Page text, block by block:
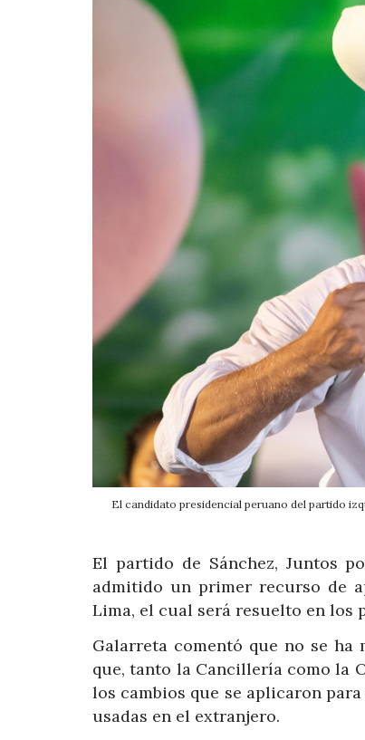
El candidato presidencial peruano del partido
El partido de Sánchez, Juntos
admitido un primer recurso de
Lima, el cual será resuelto en los
Galarreta comentó que no se
que, tanto la Cancillería como la
los cambios que se aplicaron
usadas en el extranjero.